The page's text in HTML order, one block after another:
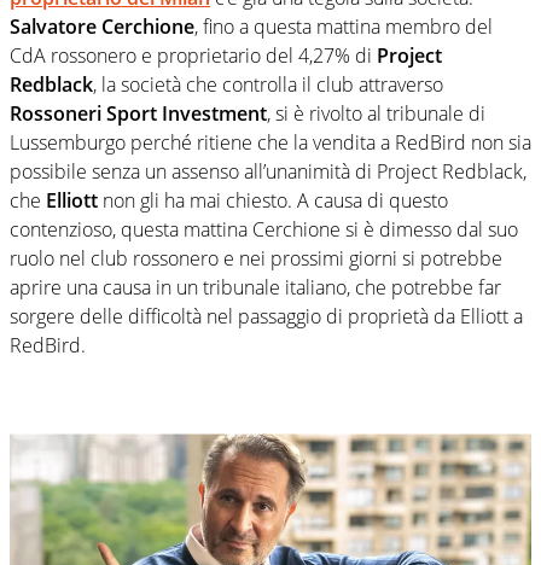
Salvatore Cerchione, fino a questa mattina membro del
CdA rossonero e proprietario del 4,27% di Project
Redblack, la società che controlla il club attraverso
Rossoneri Sport Investment, si è rivolto al tribunale di
Lussemburgo perché ritiene che la vendita a RedBird non sia
possibile senza un assenso all’unanimità di Project Redblack,
che Elliott non gli ha mai chiesto. A causa di questo
contenzioso, questa mattina Cerchione si è dimesso dal suo
ruolo nel club rossonero e nei prossimi giorni si potrebbe
aprire una causa in un tribunale italiano, che potrebbe far
sorgere delle difficoltà nel passaggio di proprietà da Elliott a
RedBird.